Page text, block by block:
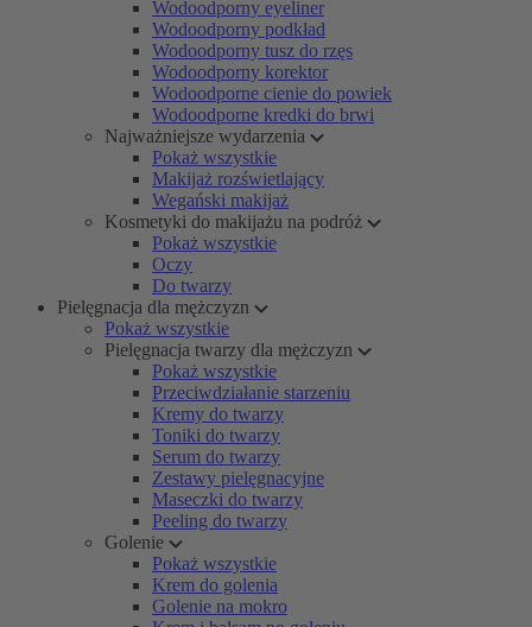
Wodoodporny eyeliner
Wodoodporny podkład
Wodoodporny tusz do rzęs
Wodoodporny korektor
Wodoodporne cienie do powiek
Wodoodporne kredki do brwi
Najważniejsze wydarzenia
Pokaż wszystkie
Makijaż rozświetlający
Wegański makijaż
Kosmetyki do makijażu na podróż
Pokaż wszystkie
Oczy
Do twarzy
Pielęgnacja dla mężczyzn
Pokaż wszystkie
Pielęgnacja twarzy dla mężczyzn
Pokaż wszystkie
Przeciwdziałanie starzeniu
Kremy do twarzy
Toniki do twarzy
Serum do twarzy
Zestawy pielęgnacyjne
Maseczki do twarzy
Peeling do twarzy
Golenie
Pokaż wszystkie
Krem do golenia
Golenie na mokro